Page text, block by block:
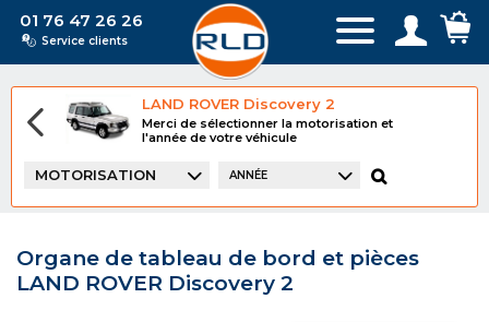
01 76 47 26 26
Service clients
LAND ROVER Discovery 2
Merci de sélectionner la motorisation et
l'année de votre véhicule
MOTORISATION ANNÉE
Organe de tableau de bord et pièces
LAND ROVER Discovery 2